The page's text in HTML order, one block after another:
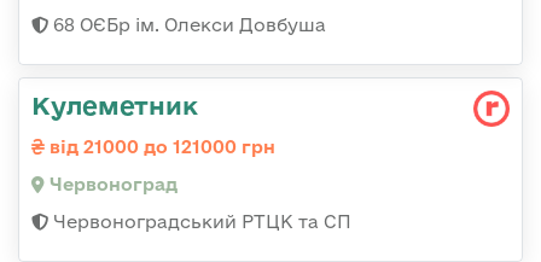
68 ОЄБр ім. Олекси Довбуша
Кулеметник
від 21000 до 121000 грн
Червоноград
Червоноградський РТЦК та СП